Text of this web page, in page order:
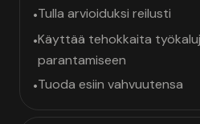
•Tulla arvioiduksi reilusti
•Käyttää tehokkaita
parantamiseen
•Tuoda esiin vahvuutensa